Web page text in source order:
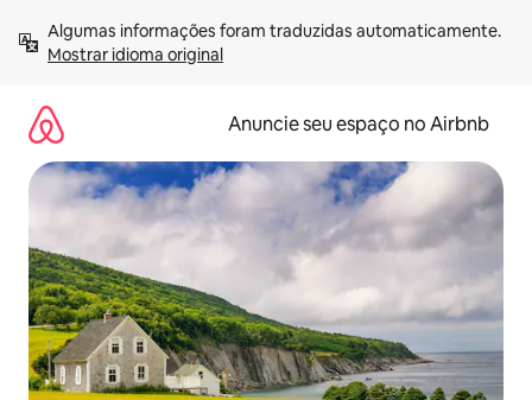
para
Mostrar idioma original
Anuncie seu espaço no Airbnb